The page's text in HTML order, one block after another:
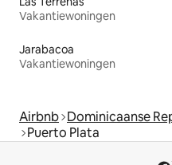
Vakantiewoningen
Jarabacoa
Vakantiewoningen
Airbnb Dominicaanse
Puerto Plata